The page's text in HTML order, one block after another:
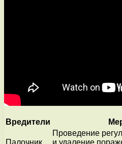
Вредители
Палочник
Проведение
и удаление